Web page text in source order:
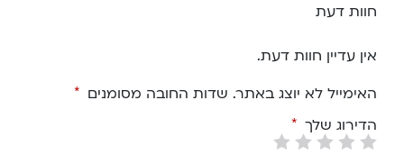
חוות דעת
אין עדיין חוות דעת.
האימייל לא יוצג באתר. שדות החובה מסומנים *
הדירוג שלך *